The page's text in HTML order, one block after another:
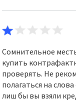
Сомнительное
купить
проверять. Не
полагаться на
лиш бы вы взяли